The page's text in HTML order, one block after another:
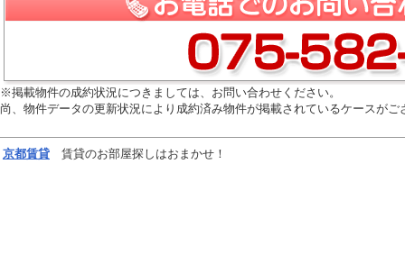
※掲載物件の成約状況につきましては、お問い合わせください。
尚、物件データの更新状況により成約済み物件が掲載されているケースが
京都賃貸 賃貸のお部屋探しはおまかせ！